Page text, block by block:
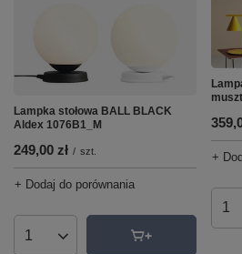
Lampka stołowa BALL BLACK
Aldex 1076B1_M
249,00 zł / szt.
+ Dodaj do porównania
Ilość produktów
+